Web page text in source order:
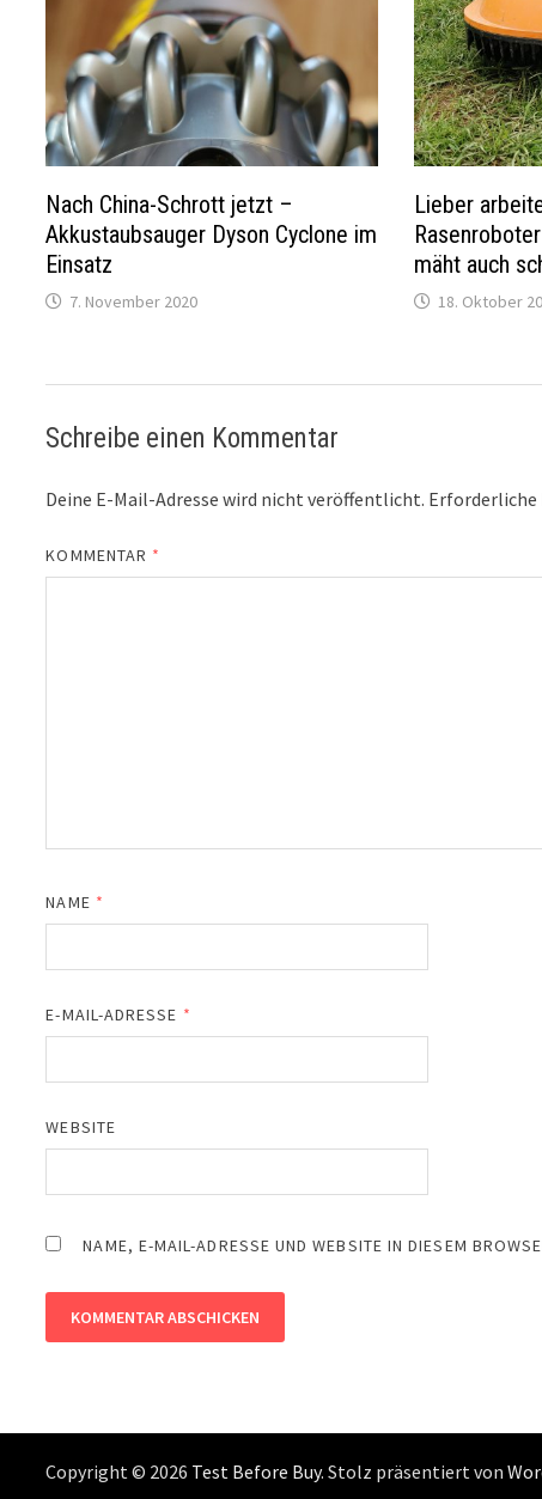
Nach China-Schrott jetzt –
Akkustaubsauger Dyson Cyclone im
Einsatz
7. November 2020
Lieber
mäht auch
18. Oktober
Schreibe einen Kommentar
Deine E-Mail-Adresse wird nicht veröffentlicht. Erforderliche
KOMMENTAR *
NAME *
E-MAIL-ADRESSE *
WEBSITE
NAME, E-MAIL-ADRESSE UND WEBSITE IN DIESEM
Copyright © 2026 Test Before Buy. Stolz präsentiert von